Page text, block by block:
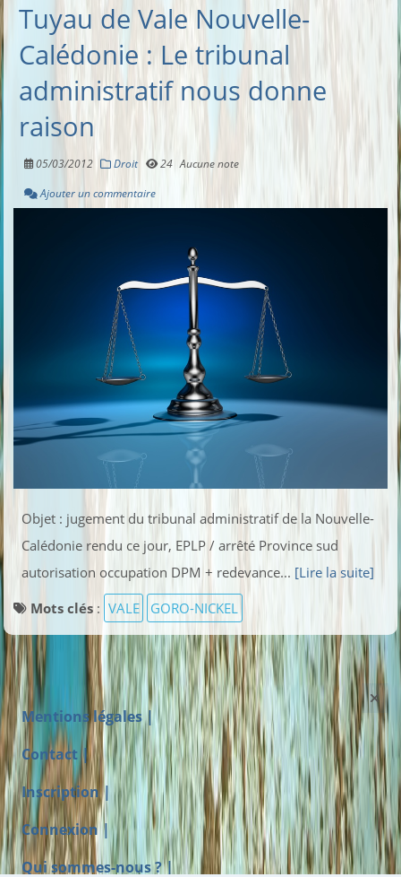
Tuyau de Vale Nouvelle-
Calédonie : Le tribunal
administratif nous donne
raison
05/03/2012 Droit 24 Aucune note
Ajouter un commentaire
Objet : jugement du tribunal administratif de la Nouvelle-
Calédonie rendu ce jour, EPLP / arrêté Province sud
autorisation occupation DPM + redevance... [Lire la suite]
Mots clés : VALE GORO-NICKEL
Mentions légales |
Contact |
Inscription |
Connexion |
Qui sommes-nous ? |